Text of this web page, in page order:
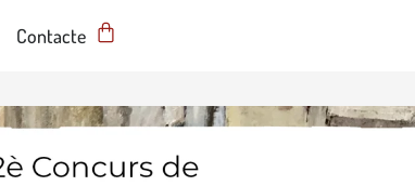
Contacte